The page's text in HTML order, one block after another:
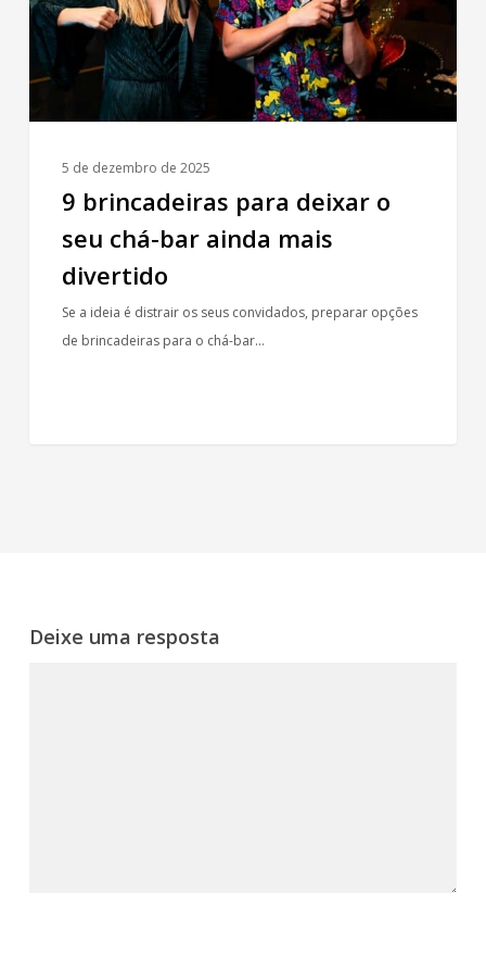
chá-
bar
ainda
5 de dezembro de 2025
9 brincadeiras para deixar o
seu chá-bar ainda mais
divertido
Se a ideia é distrair os seus convidados, preparar opções
de brincadeiras para o chá-bar…
Deixe uma resposta